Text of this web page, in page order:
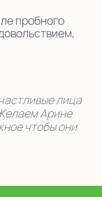
пробного
лица
Арине
чтобы они